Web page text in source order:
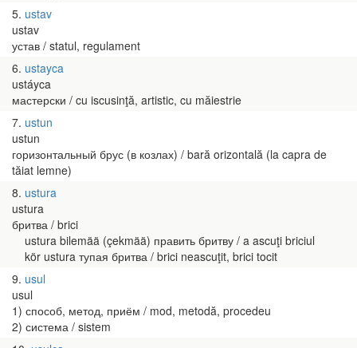
5 ustav
ustav
устав / statul, regulament
6 ustayca
ustáyca
мастерски / cu iscusinţă, artistic, cu măiestrie
7 ustun
ustun
горизонтальный брус (в козлах) / bară orizontală (la capra de
tăiat lemne)
8 ustura
ustura
бритва / brici
ustura bilemää (çekmää) править бритву / a ascuţi briciul
kör ustura тупая бритва / brici neascuţit, brici tocit
9 usul
usul
1) способ, метод, приём / mod, metodă, procedeu
2) система / sistem